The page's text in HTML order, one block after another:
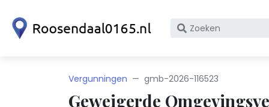
Zoek
of
nummer
Vergunningen gmb-2026-116523
Geweigerde